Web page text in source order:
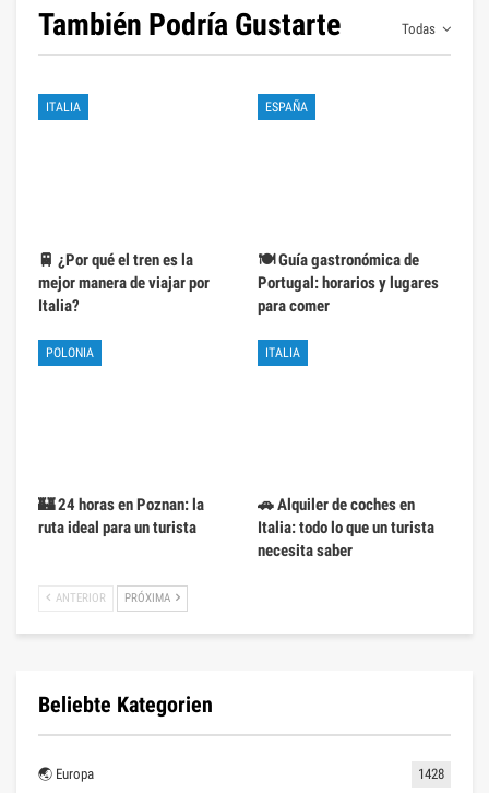
Todas
También Podría Gustarte
ITALIA
🚆 ¿Por qué el tren es la
mejor manera de viajar por
Italia?
ESPAÑA
🍽️ Guía gastronómica de
Portugal: horarios y lugares
para comer
POLONIA
🏰 24 horas en Poznan: la
ruta ideal para un turista
ITALIA
🚗 Alquiler de coches en
Italia: todo lo que un turista
necesita saber
ANTERIOR PRÓXIMA
Beliebte Kategorien
🌏 Europa 1428